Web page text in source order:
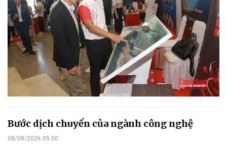
Bước dịch chuyển của ngành công nghệ
08/08/2026 05:00